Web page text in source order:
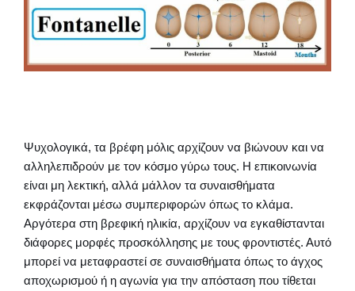
Ψυχολογικά, τα βρέφη μόλις αρχίζουν να βιώνουν και να
αλληλεπιδρούν με τον κόσμο γύρω τους. Η επικοινωνία
είναι μη λεκτική, αλλά μάλλον τα συναισθήματα
εκφράζονται μέσω συμπεριφορών όπως το κλάμα.
Αργότερα στη βρεφική ηλικία, αρχίζουν να εγκαθίστανται
διάφορες μορφές προσκόλλησης με τους φροντιστές. Αυτό
μπορεί να μεταφραστεί σε συναισθήματα όπως το άγχος
αποχωρισμού ή η αγωνία για την απόσταση που τίθεται